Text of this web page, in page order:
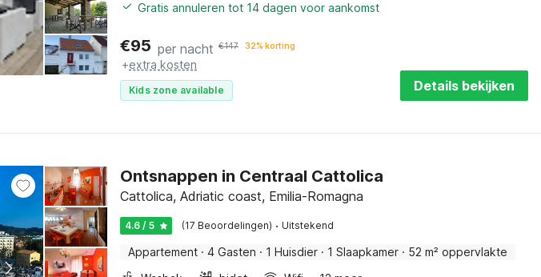
Gratis annuleren tot 14 dagen voor aankomst
€95 per nacht €147 32% korting
+extra kosten
Kids zone available Details bekijken
Ontsnappen in Centraal Cattolica
Cattolica, Adriatic coast, Emilia-Romagna
4.6 / 5 (17 Beoordelingen) · Uitstekend
Appartement · 4 Gasten · 1 Huisdier · 1 Slaapkamer · 52 m² oppervlakte